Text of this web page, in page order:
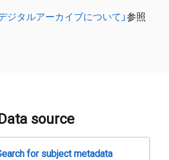
ジタルアーカイブについて」参照
Data source
for subject metadata